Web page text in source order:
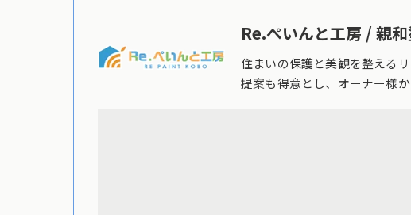
Re.ぺいんと工房 / 親
住まいの保護と美観を整える
提案も得意とし、オーナー様